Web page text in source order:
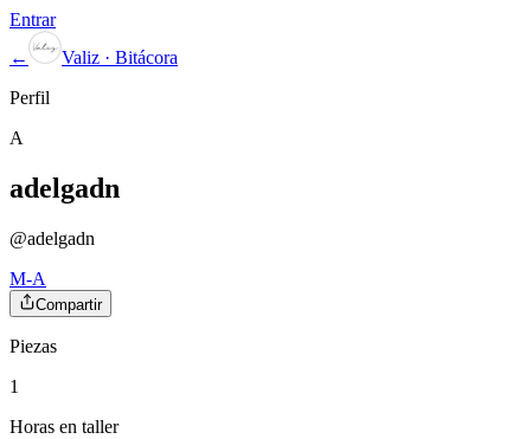
Entrar
←
Valiz · Bitácora
Perfil
A
adelgadn
@adelgadn
M-A
Compartir
Piezas
1
Horas en taller